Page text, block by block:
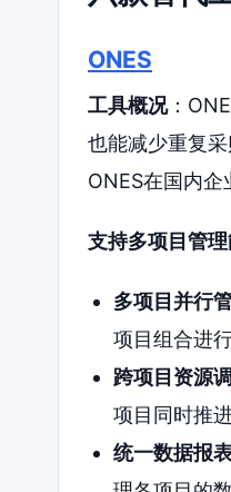
ONES
工具概况：
也能减少重复
ONES在国内企
支持多项目管
多项目并行
项目组合进
跨项目资源
项目同时推
统一数据报